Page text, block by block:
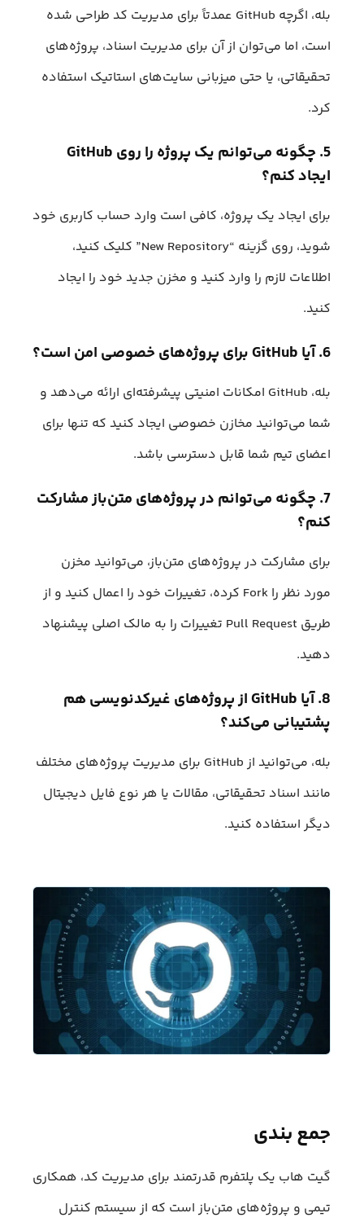
بله، اگرچه GitHub عمدتاً برای مدیریت کد طراحی شده
است، اما می‌توان از آن برای مدیریت اسناد، پروژه‌های
تحقیقاتی، یا حتی میزبانی سایت‌های استاتیک استفاده
کرد.
5. چگونه می‌توانم یک پروژه را روی GitHub
ایجاد کنم؟
برای ایجاد یک پروژه، کافی است وارد حساب کاربری خود
شوید، روی گزینه “New Repository” کلیک کنید،
اطلاعات لازم را وارد کنید و مخزن جدید خود را ایجاد
کنید.
6. آیا GitHub برای پروژه‌های خصوصی امن است؟
بله، GitHub امکانات امنیتی پیشرفته‌ای ارائه می‌دهد و
شما می‌توانید مخازن خصوصی ایجاد کنید که تنها برای
اعضای تیم شما قابل دسترسی باشد.
7. چگونه می‌توانم در پروژه‌های متن‌باز مشارکت
کنم؟
برای مشارکت در پروژه‌های متن‌باز، می‌توانید مخزن
مورد نظر را Fork کرده، تغییرات خود را اعمال کنید و از
طریق Pull Request تغییرات را به مالک اصلی پیشنهاد
دهید.
8. آیا GitHub از پروژه‌های غیرکدنویسی هم
پشتیبانی می‌کند؟
بله، می‌توانید از GitHub برای مدیریت پروژه‌های مختلف
مانند اسناد تحقیقاتی، مقالات یا هر نوع فایل دیجیتال
دیگر استفاده کنید.
جمع بندی
گیت هاب یک پلتفرم قدرتمند برای مدیریت کد، همکاری
تیمی و پروژه‌های متن‌باز است که از سیستم کنترل